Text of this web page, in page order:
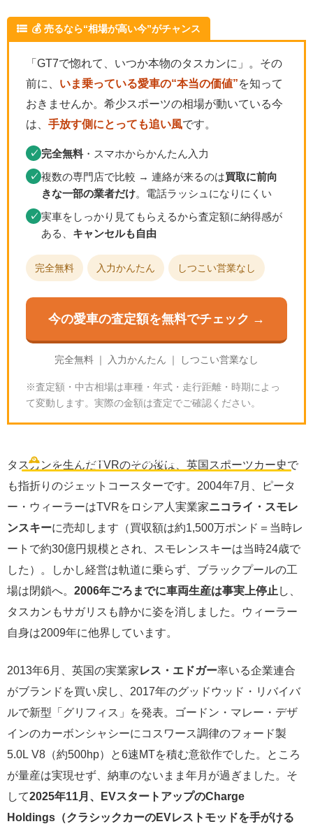
💰 売るなら“相場が高い今”がチャンス
「GT7で惚れて、いつか本物のタスカンに」。その
前に、 いま乗っている愛車の“本当の価値”を知って
おきませんか。希少スポーツの相場が動いている今
は、 手放す側にとっても追い風です。
✓ 完全無料 ・スマホからかんたん入力
✓ 複数の専門店で比較 → 連絡が来るのは買取に前向
きな一部の業者だけ。電話ラッシュになりにくい
✓ 実車をしっかり見てもらえるから査定額に納得感が
ある、 キャンセルも自由
完全無料 入力かんたん しつこい営業なし
今の愛車の査定額を無料でチェック →
完全無料 ｜ 入力かんたん ｜ しつこい営業なし
※査定額・中古相場は車種・年式・走行距離・時期によっ
て変動します。実際の金額は査定でご確認ください。
🕰 ブランドの現在
の買収劇
タスカンを生んだTVRのその後は、英国スポーツカー史で
も指折りのジェットコースターです。2004年7月、ピータ
ー・ウィーラーはTVRをロシア人実業家 ニコライ・スモレ
ンスキーに売却します（買収額は約1,500万ポンド＝当時レ
ートで約30億円規模とされ、スモレンスキーは当時24歳で
した）。しかし経営は軌道に乗らず、ブラックプールの工
場は閉鎖へ。 2006年ごろまでに車両生産は事実上停止 し、
タスカンもサガリスも静かに姿を消しました。ウィーラー
自身は2009年に他界しています。
2013年6月、英国の実業家レス・エドガー率いる企業連合
がブランドを買い戻し、2017年のグッドウッド・リバイバ
ルで新型「グリフィス」を発表。ゴードン・マレー・デザ
インのカーボンシャシーにコスワース調律のフォード製
5.0L V8（約500hp）と6速MTを積む意欲作でした。ところ
が量産は実現せず、納車のないまま年月が過ぎました。そ
して2025年11月、EVスタートアップのCharge
Holdings（クラシックカーのEVレストモッドを手がける